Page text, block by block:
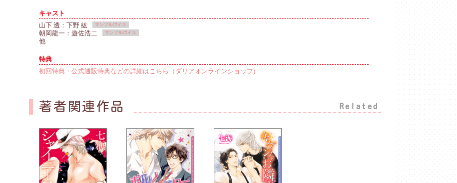
キャスト
山下 透：下野 紘
サンプルボイス
朝岡龍一：遊佐浩二 サンプルボイス
他
特典
初回特典・公式通販特典などの詳細はこちら（ダリアオンラインショップ)
著者関連作品 Related